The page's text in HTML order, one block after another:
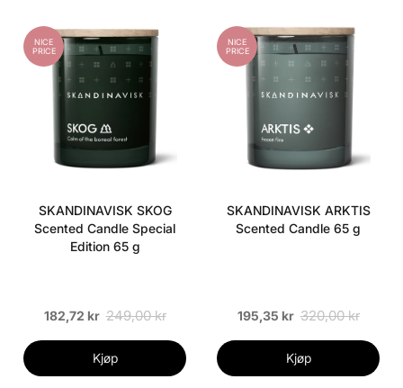
NICE
PRICE
SKANDINAVISK SKOG
Scented Candle Special
Edition 65 g
182,72 kr 249,00 kr
Kjøp
NICE
PRICE
SKANDINAVISK ARKTIS
Scented Candle 65 g
195,35 kr 320,00 kr
Kjøp